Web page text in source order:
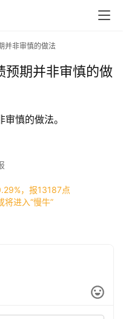
并非审慎的做法
预期并非审慎的做
慎的做法。
，报13187点
进入“慢牛”